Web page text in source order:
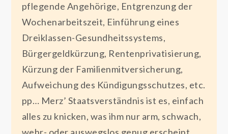
pflegende Angehörige, Entgrenzung der
Wochenarbeitszeit, Einführung eines
Dreiklassen-Gesundheitssystems,
Bürgergeldkürzung, Rentenprivatisierung,
Kürzung der Familienmitversicherung,
Aufweichung des Kündigungsschutzes, etc.
pp… Merz’ Staatsverständnis ist es, einfach
alles zu knicken, was ihm nur arm, schwach,